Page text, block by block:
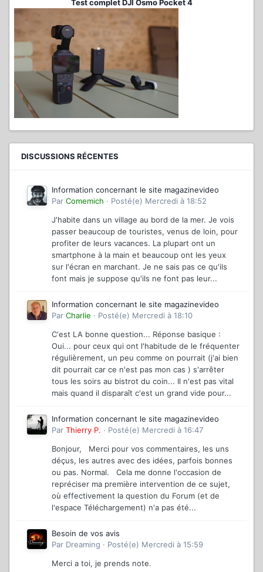
Test complet DJI Osmo Pocket 4
DISCUSSIONS RÉCENTES
Information concernant le site magazinevideo
Par Comemich · Posté(e) Mercredi à 18:52
J'habite dans un village au bord de la mer. Je vois
passer beaucoup de touristes, venus de loin, pour
profiter de leurs vacances. La plupart ont un
smartphone à la main et beaucoup ont les yeux
sur l'écran en marchant. Je ne sais pas ce qu'ils
font mais je suppose qu'ils ne font pas leur...
Information concernant le site magazinevideo
Par Charlie · Posté(e) Mercredi à 18:10
C'est LA bonne question... Réponse basique :
Oui... pour ceux qui ont l'habitude de le fréquenter
régulièrement, un peu comme on pourrait (j'ai bien
dit pourrait car ce n'est pas mon cas ) s'arrêter
tous les soirs au bistrot du coin... Il n'est pas vital
mais quand il disparaît c'est un grand vide pour...
Information concernant le site magazinevideo
Par Thierry P. · Posté(e) Mercredi à 16:47
Bonjour, Merci pour vos commentaires, les uns
déçus, les autres avec des idées, parfois bonnes
ou pas. Normal. Cela me donne l'occasion de
repréciser ma première intervention de ce sujet,
où effectivement la question du Forum (et de
l'espace Téléchargement) n'a pas été...
Besoin de vos avis
Par Dreaming · Posté(e) Mercredi à 15:59
Merci a toi, je prends note.